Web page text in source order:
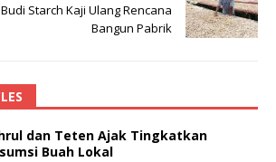
Starch Kaji Ulang Rencana
Bangun Pabrik
dan Teten Ajak Tingkatkan
Buah Lokal